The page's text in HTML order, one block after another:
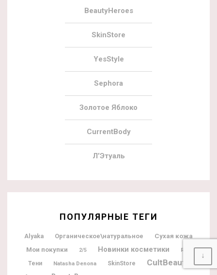
BeautyHeroes
SkinStore
YesStyle
Sephora
Золотое Яблоко
CurrentBody
Л’Этуаль
ПОПУЛЯРНЫЕ ТЕГИ
Alyaka Органическое\натуральное Сухая кожа
Мои покупки 2/5 Новинки косметики Ren
Тени Natasha Denona SkinStore CultBeauty
↓